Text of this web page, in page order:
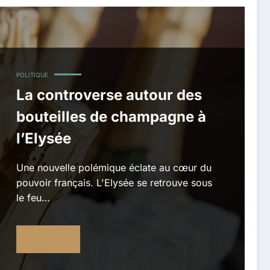
POLITIQUE
La controverse autour des
bouteilles de champagne à
l’Elysée
Une nouvelle polémique éclate au cœur du
pouvoir français. L'Elysée se retrouve sous
le feu…